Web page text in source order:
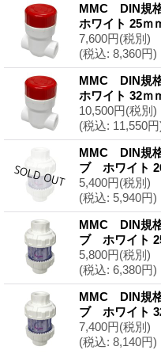
MMC DIN規
ホワイト 25ｍ
7,600円(税別)
(税込: 8,360円)
MMC DIN規
ホワイト 32ｍ
10,500円(税別)
(税込: 11,550円
MMC DIN規
ブ ホワイト
5,400円(税別)
(税込: 5,940円)
MMC DIN規
ブ ホワイト
5,800円(税別)
(税込: 6,380円)
MMC DIN規
ブ ホワイト
7,400円(税別)
(税込: 8,140円)